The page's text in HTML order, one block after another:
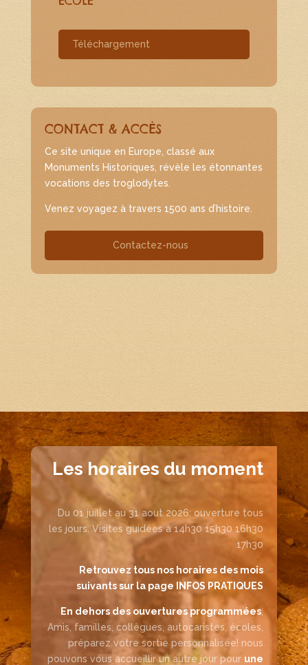
Téléchargement
CONTACT & ACCÈS
Ce site unique en Europe, classé aux
Monuments Historiques, révèle les étonnantes
vocations des troglodytes.
Venez voyagez à travers 1500 ans d’histoire.
Contactez-nous
Les horaires du moment
Du 01 juillet au 31 aout 2026: ouverture tous
les jours. Visites guidées à 14h30 15h30 16h30
17h30
Retrouvez tous nos horaires des mois
suivants sur la page INFOS PRATIQUES
En dehors des ouvertures programmées,
Amis, familles, collègues, autocaristes, écoles,
préparez votre sortie personnalisée! nous
pouvons vous accueillir un autre jour pour une